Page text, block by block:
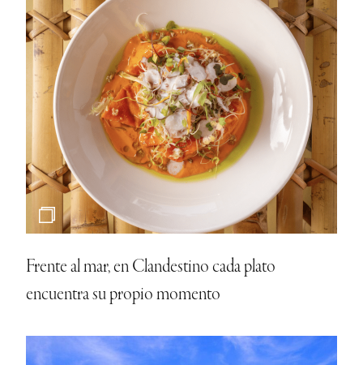
Frente al mar, en Clandestino cada plato
encuentra su propio momento